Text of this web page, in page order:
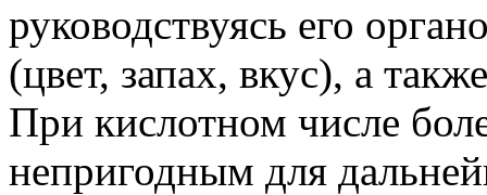
руководствуясь его
(цвет, запах, вкус), а
При кислотном числе
непригодным для